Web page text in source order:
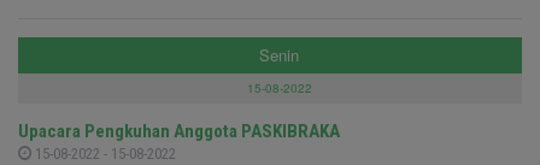
Senin
15-08-2022
Upacara Pengkuhan Anggota PASKIBRAKA
15-08-2022 - 15-08-2022